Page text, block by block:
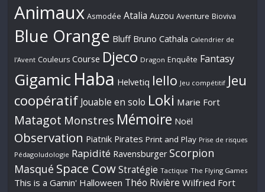
Animaux Asmodée Atalia Auzou Aventure Bioviva
Blue Orange Bluff Bruno Cathala Calendrier de
l'Avent Couleurs Course Djeco Dragon Enquête Fantasy
Gigamic Haba Helvetiq Iello Jeu compétitif Jeu
coopératif Jouable en solo Loki Marie Fort
Matagot Monstres Mémoire Noël
Observation Piatnik Pirates Print and Play Prise de risques
Pédagoludologie Rapidité Ravensburger Scorpion
Masqué Space Cow Stratégie Tactique The Flying Games
This is a Gamin' Halloween Théo Rivière Wilfried Fort